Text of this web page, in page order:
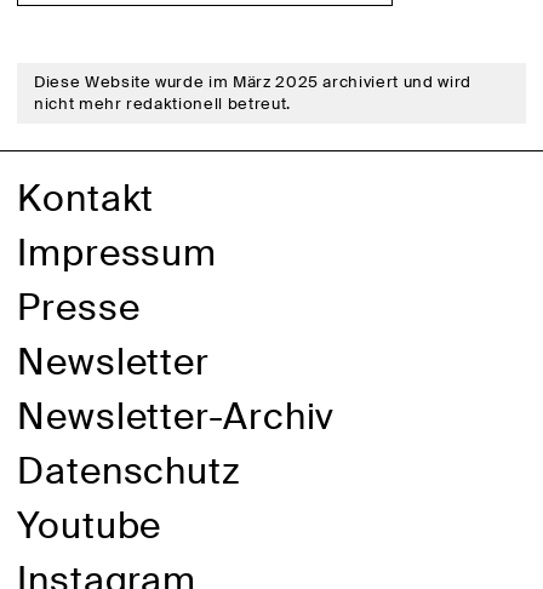
Diese Website wurde im März 2025 archiviert und wird
nicht mehr redaktionell betreut.
Kontakt
Impressum
Presse
Newsletter
Newsletter-Archiv
Datenschutz
Youtube